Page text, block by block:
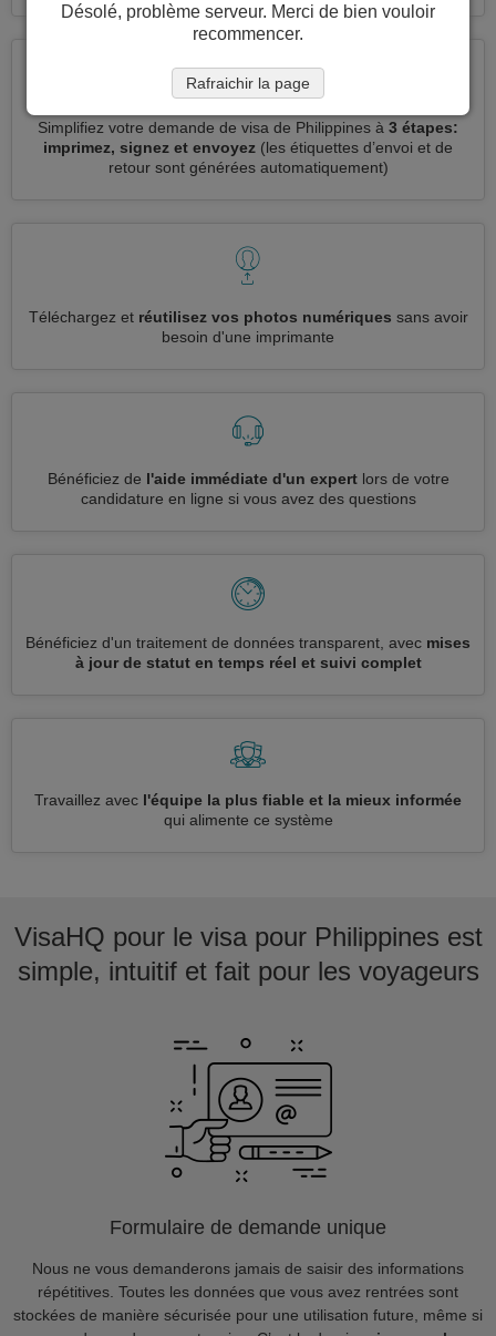
Simplifiez votre demande de visa de Philippines à 3 étapes:
imprimez, signez et envoyez (les étiquettes d’envoi et de
retour sont générées automatiquement)
Téléchargez et réutilisez vos photos numériques sans avoir
besoin d'une imprimante
Bénéficiez de l'aide immédiate d'un expertlors de votre
candidature en ligne si vous avez des questions
Bénéficiez d'un traitement de données transparent, avec mises
à jour de statut en temps réel et suivi complet
Travaillez avec l'équipe la plus fiable et la mieux informée
qui alimente ce système
VisaHQ pour le visa pour Philippines est
simple, intuitif et fait pour les voyageurs
Formulaire de demande unique
Nous ne vous demanderons jamais de saisir des informations
répétitives. Toutes les données que vous avez rentrées sont
stockées de manière sécurisée pour une utilisation future, même si
Désolé, problème serveur. Merci de bien vouloir
recommencer.
Rafraichir la page